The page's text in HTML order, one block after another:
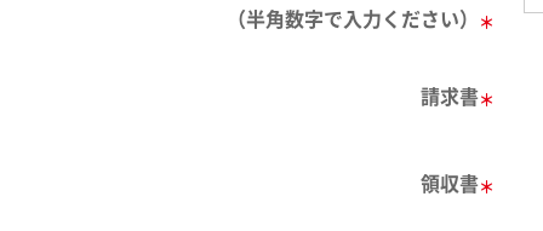
（半角数字で入力ください）
＊
請求書＊
領収書＊